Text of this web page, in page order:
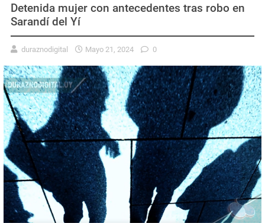
Detenida mujer con antecedentes tras robo en
Sarandí del Yí
duraznodigital Mayo 21, 2024 0